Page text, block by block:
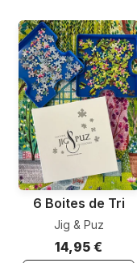
6 Boites de Tri
Jig & Puz
14,95 €